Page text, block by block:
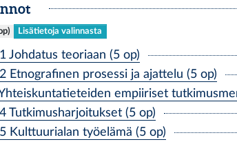
Lisätietoja valinnasta
Johdatus teoriaan (5 op)
Etnografinen prosessi ja ajattelu (5 op)
empiiriset
Tutkimusharjoitukset (5 op)
Kulttuurialan työelämä (5 op)